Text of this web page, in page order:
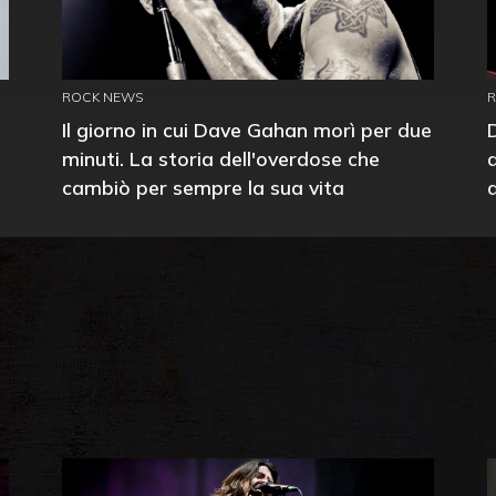
ROCK NEWS
Il giorno in cui Dave Gahan morì per due
minuti. La storia dell'overdose che
cambiò per sempre la sua vita